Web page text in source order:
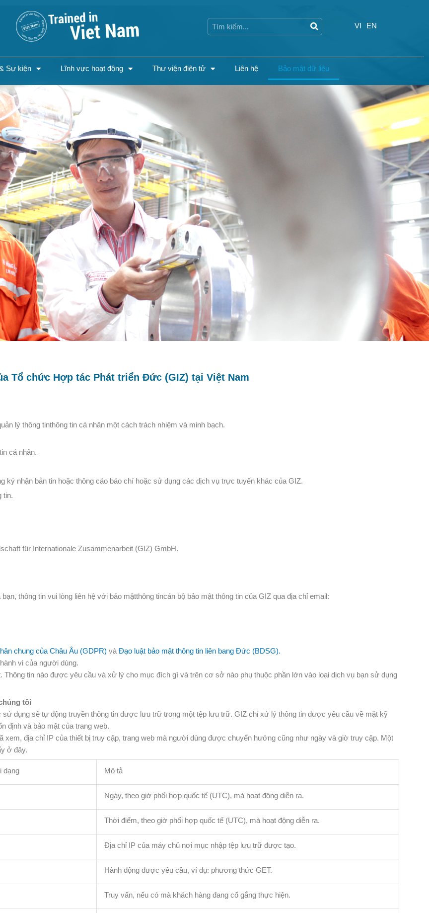
VI
EN
Sự kiện Lĩnh vực hoạt động Thư viện điện tử Liên hệ Bảo mật dữ liệu
Tổ chức Hợp tác Phát triển Đức (GIZ) tại Việt Nam
lý thông tinthông tin cá nhân một cách trách nhiệm và minh bạch.
cá nhân.
ký nhận bản tin hoặc thông cáo báo chí hoặc sử dụng các dịch vụ trực tuyến khác của GIZ.
tin.
für Internationale Zusammenarbeit (GIZ) GmbH.
thông tin vui lòng liên hệ với bảo mậtthông tincán bộ bảo mật thông tin của GIZ qua địa chỉ email:
chung của Châu Âu (GDPR) và Đạo luật bảo mật thông tin liên bang Đức (BDSG).
vi của người dùng.
tin nào được yêu cầu và xử lý cho mục đích gì và trên cơ sở nào phụ thuộc phần lớn vào loại dịch vụ bạn sử dụng
tôi
sử dụng sẽ tự động truyền thông tin được lưu trữ trong một tệp lưu trữ. GIZ chỉ xử lý thông tin được yêu cầu về mặt kỹ
định và bảo mật của trang web.
xem, địa chỉ IP của thiết bị truy cập, trang web mà người dùng được chuyển hướng cũng như ngày và giờ truy cập. Một
ở đây.
dạng Mô tả
Ngày, theo giờ phối hợp quốc tế (UTC), mà hoạt động diễn ra.
Thời điểm, theo giờ phối hợp quốc tế (UTC), mà hoạt động diễn ra.
Địa chỉ IP của máy chủ nơi mục nhập tệp lưu trữ được tạo.
Hành động được yêu cầu, ví dụ: phương thức GET.
Truy vấn, nếu có mà khách hàng đang cố gắng thực hiện.